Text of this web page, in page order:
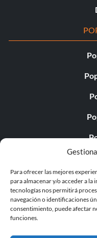
Para ofrecer las mejores
para almacenar y/o acceder a
tecnologías nos permitirá
navegación o identificaciones
consentimiento, puede afectar
funciones.